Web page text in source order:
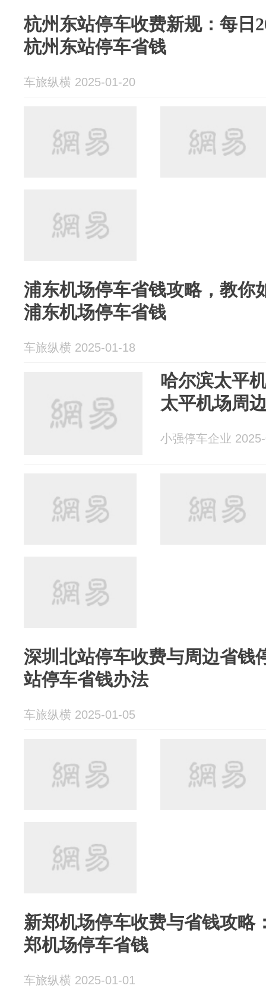
杭州东站停车收费新规：每日
杭州东站停车省钱
车旅纵横 2025-01-20
浦东机场停车省钱攻略，教你
浦东机场停车省钱
车旅纵横 2025-01-18
哈尔滨太平
太平机场周
小强停车企业
深圳北站停车收费与周边省钱
站停车省钱办法
车旅纵横 2025-01-05
新郑机场停车收费与省钱攻略
郑机场停车省钱
车旅纵横 2025-01-01